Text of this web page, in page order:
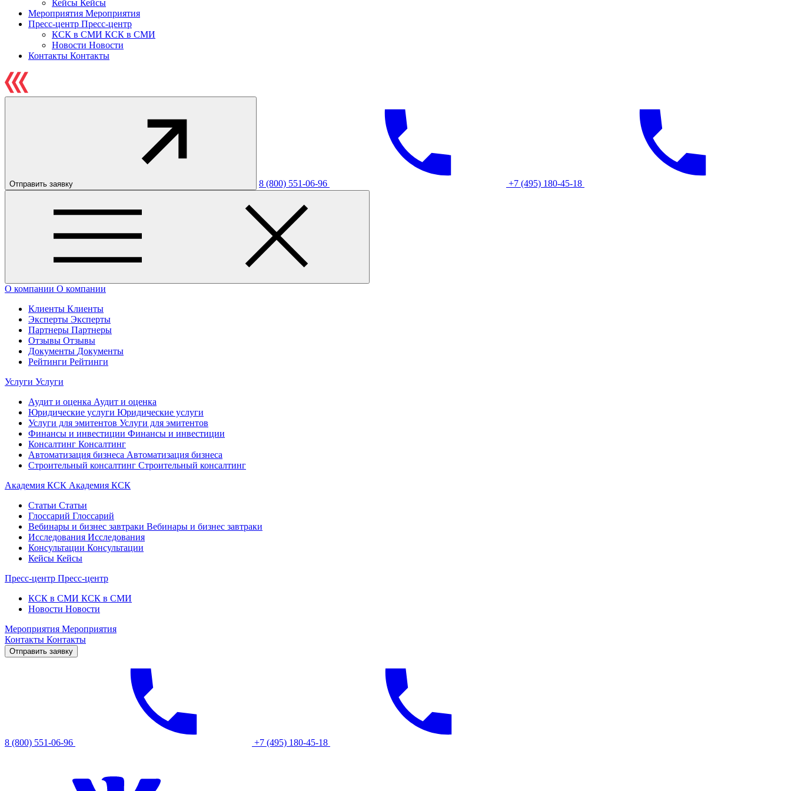
Кейсы Кейсы
Мероприятия Мероприятия
Пресс-центр Пресс-центр
КСК в СМИ КСК в СМИ
Новости Новости
Контакты Контакты
Отправить заявку 8 (800) 551-06-96 +7 (495) 180-45-18
О компании О компании
Клиенты Клиенты
Эксперты Эксперты
Партнеры Партнеры
Отзывы Отзывы
Документы Документы
Рейтинги Рейтинги
Услуги Услуги
Аудит и оценка Аудит и оценка
Юридические услуги Юридические услуги
Услуги для эмитентов Услуги для эмитентов
Финансы и инвестиции Финансы и инвестиции
Консалтинг Консалтинг
Автоматизация бизнеса Автоматизация бизнеса
Строительный консалтинг Строительный консалтинг
Академия КСК Академия КСК
Статьи Статьи
Глоссарий Глоссарий
Вебинары и бизнес завтраки Вебинары и бизнес завтраки
Исследования Исследования
Консультации Консультации
Кейсы Кейсы
Пресс-центр Пресс-центр
КСК в СМИ КСК в СМИ
Новости Новости
Мероприятия Мероприятия
Контакты Контакты
Отправить заявку
8 (800) 551-06-96 +7 (495) 180-45-18